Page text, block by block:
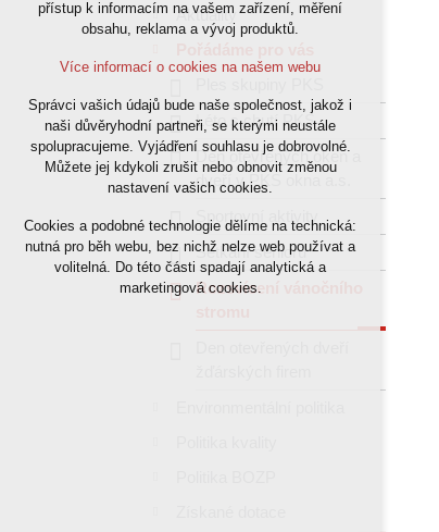
Aktuality
Léto s chutí PKS
Den otevřených oken a
dveří v PKS okna a.s.
Sportovní aktivity
Setkání seniorů
Rozsvícení vánočního
udržení kontextu stránek (session): případná
přihlášení, volby jazyka, apod.
Volitelná cookies
analytická pro anonymizované vyhodnocení
návštěvnosti
marketingová cookies (Google)
Více informací o cookies na našem webu
Přijmout všechny cookies
přístup k informacím na vašem zařízení, měření
obsahu, reklama a vývoj produktů.
Více informací o cookies na našem webu
Správci vašich údajů bude naše společnost, jakož i
naši důvěryhodní partneři, se kterými neustále
spolupracujeme. Vyjádření souhlasu je dobrovolné.
Můžete jej kdykoli zrušit nebo obnovit změnou
nastavení vašich cookies.
Cookies a podobné technologie dělíme na technická:
nutná pro běh webu, bez nichž nelze web používat a
volitelná. Do této části spadají analytická a
marketingová cookies.